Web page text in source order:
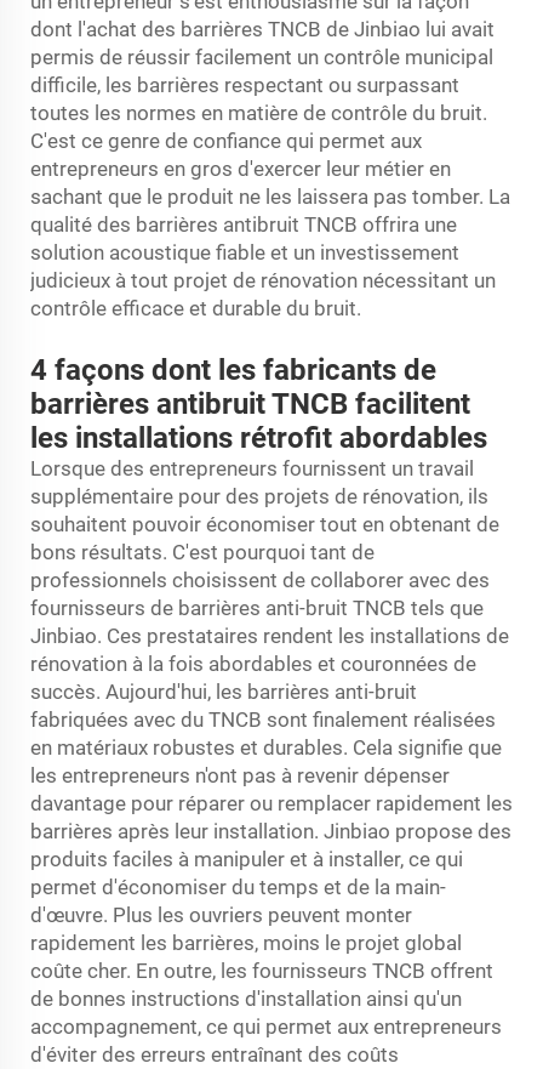
dont l'achat des barrières TNCB de Jinbiao lui avait
permis de réussir facilement un contrôle municipal
difficile, les barrières respectant ou surpassant
toutes les normes en matière de contrôle du bruit.
C'est ce genre de confiance qui permet aux
entrepreneurs en gros d'exercer leur métier en
sachant que le produit ne les laissera pas tomber. La
qualité des barrières antibruit TNCB offrira une
solution acoustique fiable et un investissement
judicieux à tout projet de rénovation nécessitant un
contrôle efficace et durable du bruit.
4 façons dont les fabricants de
barrières antibruit TNCB facilitent
les installations rétrofit abordables
Lorsque des entrepreneurs fournissent un travail
supplémentaire pour des projets de rénovation, ils
souhaitent pouvoir économiser tout en obtenant de
bons résultats. C'est pourquoi tant de
professionnels choisissent de collaborer avec des
fournisseurs de barrières anti-bruit TNCB tels que
Jinbiao. Ces prestataires rendent les installations de
rénovation à la fois abordables et couronnées de
succès. Aujourd'hui, les barrières anti-bruit
fabriquées avec du TNCB sont finalement réalisées
en matériaux robustes et durables. Cela signifie que
les entrepreneurs n'ont pas à revenir dépenser
davantage pour réparer ou remplacer rapidement les
barrières après leur installation. Jinbiao propose des
produits faciles à manipuler et à installer, ce qui
permet d'économiser du temps et de la main-
d'œuvre. Plus les ouvriers peuvent monter
rapidement les barrières, moins le projet global
coûte cher. En outre, les fournisseurs TNCB offrent
de bonnes instructions d'installation ainsi qu'un
accompagnement, ce qui permet aux entrepreneurs
d'éviter des erreurs entraînant des coûts